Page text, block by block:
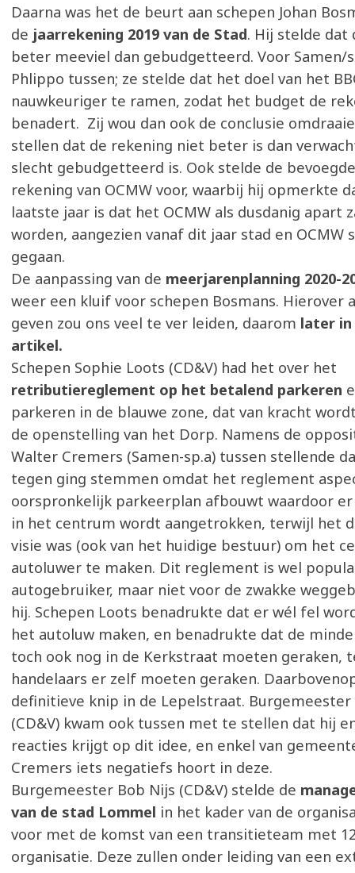
Daarna was het de beurt aan schepen Johan
de jaarrekening 2019 van de Stad. Hij stelde dat
beter meeviel dan gebudgetteerd. Voor Samen/
Phlippo tussen; ze stelde dat het doel van het
nauwkeuriger te ramen, zodat het budget de
benadert. Zij wou dan ook de conclusie
stellen dat de rekening niet beter is dan
slecht gebudgetteerd is. Ook stelde de
rekening van OCMW voor, waarbij hij opmerkte
laatste jaar is dat het OCMW als dusdanig apart
worden, aangezien vanaf dit jaar stad en OCMW
gegaan.
De aanpassing van de meerjarenplanning 2020-
weer een kluif voor schepen Bosmans. Hierover
geven zou ons veel te ver leiden, daarom later
artikel.
Schepen Sophie Loots (CD&V) had het over het
retributiereglement op het betalend parkeren
parkeren in de blauwe zone, dat van kracht
de openstelling van het Dorp. Namens de
Walter Cremers (Samen-sp.a) tussen stellende
tegen ging stemmen omdat het reglement
oorspronkelijk parkeerplan afbouwt waardoor
in het centrum wordt aangetrokken, terwijl het
visie was (ook van het huidige bestuur) om het
autoluwer te maken. Dit reglement is wel
autogebruiker, maar niet voor de zwakke
hij. Schepen Loots benadrukte dat er wél fel
het autoluw maken, en benadrukte dat de
toch ook nog in de Kerkstraat moeten geraken,
handelaars er zelf moeten geraken.
definitieve knip in de Lepelstraat. Burgemeester
(CD&V) kwam ook tussen met te stellen dat hij
reacties krijgt op dit idee, en enkel van
Cremers iets negatiefs hoort in deze.
Burgemeester Bob Nijs (CD&V) stelde de
van de stad Lommel in het kader van de
voor met de komst van een transitieteam met
organisatie. Deze zullen onder leiding van een